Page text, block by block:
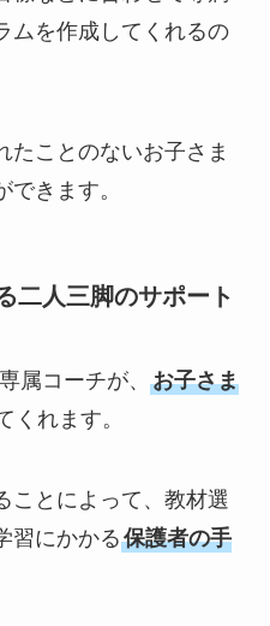
ムを作成してくれるの
たことのないお子さま
きます。
二人三脚のサポート
属コーチが、 お子さま
くれます。
ことによって、教材選
習にかかる保護者の手